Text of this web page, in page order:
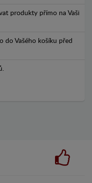
produkty přímo na Vaši
do Vašého košíku před